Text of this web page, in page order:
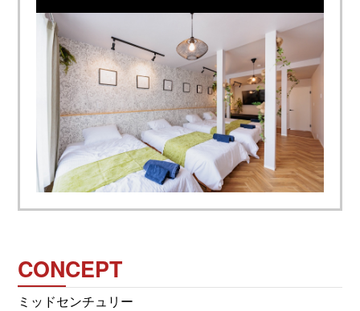
CONCEPT
ミッドセンチュリー